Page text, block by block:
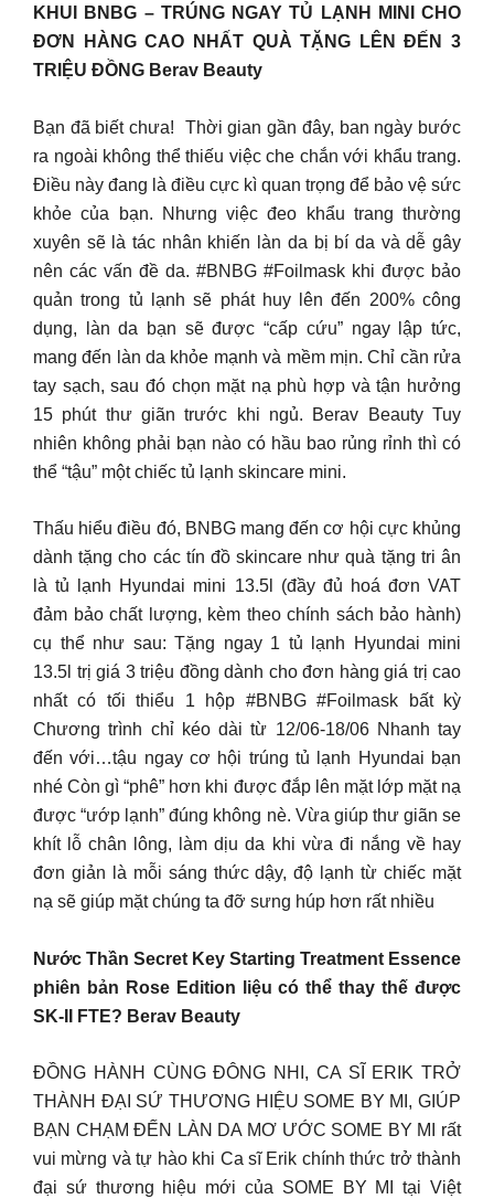
️KHUI BNBG – TRÚNG NGAY TỦ LẠNH MINI CHO
ĐƠN HÀNG CAO NHẤT QUÀ TẶNG LÊN ĐẾN 3
TRIỆU ĐỒNG Berav Beauty
Bạn đã biết chưa! ️ Thời gian gần đây, ban ngày bước
ra ngoài không thể thiếu việc che chắn với khẩu trang.
Điều này đang là điều cực kì quan trọng để bảo vệ sức
khỏe của bạn. Nhưng việc đeo khẩu trang thường
xuyên sẽ là tác nhân khiến làn da bị bí da và dễ gây
nên các vấn đề da. #BNBG #Foilmask khi được bảo
quản trong tủ lạnh sẽ phát huy lên đến 200% công
dụng, làn da bạn sẽ được “cấp cứu” ngay lập tức,
mang đến làn da khỏe mạnh và mềm mịn. Chỉ cần rửa
tay sạch, sau đó chọn mặt nạ phù hợp và tận hưởng
15 phút thư giãn trước khi ngủ. Berav Beauty Tuy
nhiên không phải bạn nào có hầu bao rủng rỉnh thì có
thể “tậu” một chiếc tủ lạnh skincare mini.
Thấu hiểu điều đó, BNBG mang đến cơ hội cực khủng
dành tặng cho các tín đồ skincare như quà tặng tri ân
là tủ lạnh Hyundai mini 13.5l (đầy đủ hoá đơn VAT
đảm bảo chất lượng, kèm theo chính sách bảo hành)
cụ thể như sau: Tặng ngay 1 tủ lạnh Hyundai mini
13.5l trị giá 3 triệu đồng dành cho đơn hàng giá trị cao
nhất có tối thiểu 1 hộp #BNBG #Foilmask bất kỳ
Chương trình chỉ kéo dài từ 12/06-18/06 Nhanh tay
đến với…tậu ngay cơ hội trúng tủ lạnh Hyundai bạn
nhé Còn gì “phê” hơn khi được đắp lên mặt lớp mặt nạ
được “ướp lạnh” đúng không nè. Vừa giúp thư giãn se
khít lỗ chân lông, làm dịu da khi vừa đi nắng về hay
đơn giản là mỗi sáng thức dậy, độ lạnh từ chiếc mặt
nạ sẽ giúp mặt chúng ta đỡ sưng húp hơn rất nhiều
Nước Thần Secret Key Starting Treatment Essence
phiên bản Rose Edition liệu có thể thay thế được
SK-II FTE? Berav Beauty
️ĐỒNG HÀNH CÙNG ĐÔNG NHI, CA SĨ ERIK TRỞ
THÀNH ĐẠI SỨ THƯƠNG HIỆU SOME BY MI, GIÚP
BẠN CHẠM ĐẾN LÀN DA MƠ ƯỚC SOME BY MI rất
vui mừng và tự hào khi Ca sĩ Erik chính thức trở thành
đại sứ thương hiệu mới của SOME BY MI tại Việt